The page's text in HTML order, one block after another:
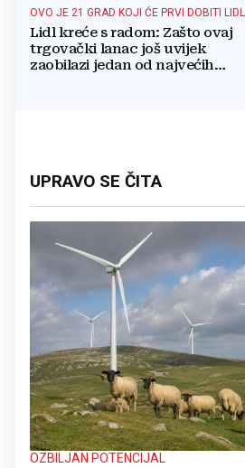
OVO JE 21 GRAD KOJI ĆE PRVI DOBITI LIDL
Lidl kreće s radom: Zašto ovaj
trgovački lanac još uvijek
zaobilazi jedan od najvećih
UPRAVO SE ČITA
OZBILJAN POTENCIJAL